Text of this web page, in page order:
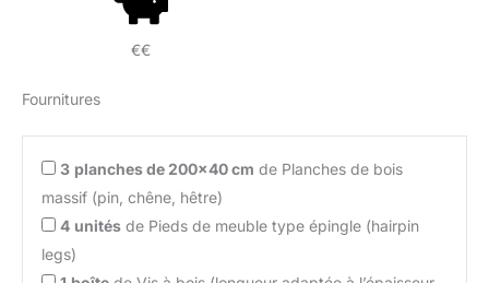
€€
Fournitures
3 planches de 200×40 cm de Planches de bois
massif (pin, chêne, hêtre)
4 unités de Pieds de meuble type épingle (hairpin
legs)